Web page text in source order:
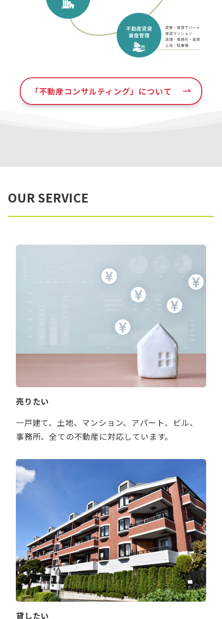
「不動産コンサルティング」について
OUR SERVICE
売りたい
一戸建て、土地、マンション、アパート、ビル、
事務所、全ての不動産に対応しています。
貸したい